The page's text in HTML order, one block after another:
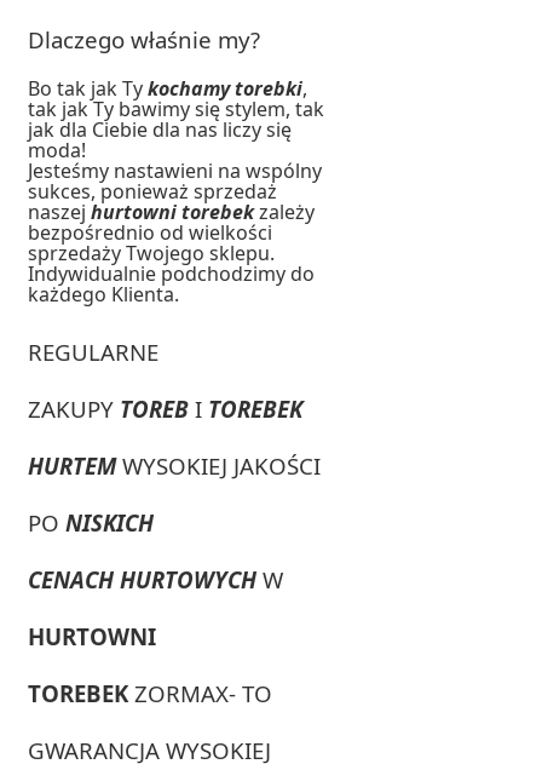
Dlaczego właśnie my?
Bo tak jak Tykochamy torebki,
tak jak Ty bawimy się stylem, tak
jak dla Ciebie dla nas liczy się
moda!
Jesteśmy nastawieni na wspólny
sukces, ponieważ sprzedaż
naszejhurtowni torebekzależy
bezpośrednio od wielkości
sprzedaży Twojego sklepu.
Indywidualnie podchodzimy do
każdego Klienta.
REGULARNE
ZAKUPY TOREB I TOREBEK
HURTEMWYSOKIEJ JAKOŚCI
PONISKICH
CENACH HURTOWYCH W
HURTOWNI
TOREBEK ZORMAX- TO
GWARANCJA WYSOKIEJ